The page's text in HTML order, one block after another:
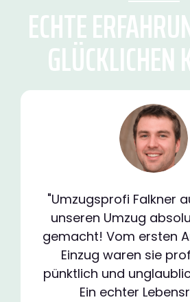
ECHTE
GLÜCKLICHEN
"Umzugsprofi Falkner
unseren Umzug
gemacht! Vom ersten
Einzug waren sie
pünktlich und
Ein echter